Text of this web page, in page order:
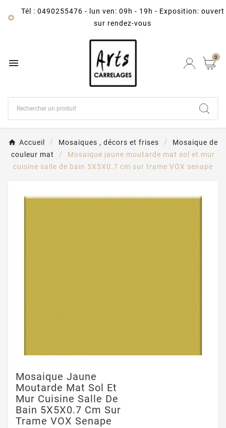

Tél : 0490255476 -
lun ven: 09h - 19h - Exposition: ouvert
sur rendez-vous
 0
Accueil Mosaiques , décors et frises
Mosaique de
couleur mat
Mosaique jaune moutarde mat sol et mur
cuisine salle de bain 5X5X0.7 cm sur trame VOX senape
Mosaique Jaune
Moutarde Mat Sol Et
Mur Cuisine Salle De
Bain 5X5X0.7 Cm Sur
Trame VOX Senape